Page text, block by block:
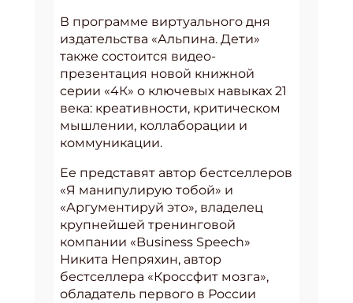
В программе виртуального дня
издательства «Альпина. Дети»
также состоится видео-
презентация новой книжной
серии «4К» о ключевых навыках 21
века: креативности, критическом
мышлении, коллаборации и
коммуникации.
Ее представят автор бестселлеров
«Я манипулирую тобой» и
«Аргументируй это», владелец
крупнейшей тренинговой
компании «Business Speech»
Никита Непряхин, автор
бестселлера «Кроссфит мозга»,
обладатель первого в России